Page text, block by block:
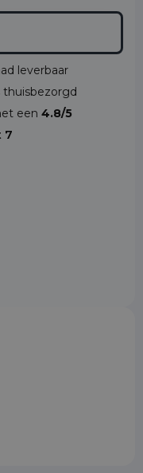
leverbaar
thuisbezorgd
een 4.8/5
7